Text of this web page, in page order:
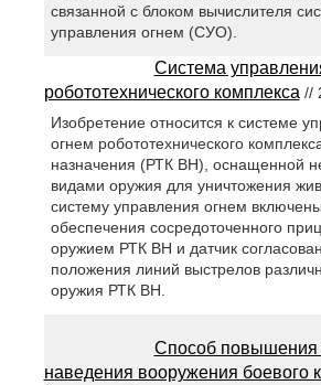
связанной с блоком вычислителя
управления огнем (СУО).
Система
робототехнического комплекса //
Изобретение относится к системе
огнем робототехнического
назначения (РТК ВН), оснащенной
видами оружия для уничтожения
систему управления огнем
обеспечения сосредоточенного
оружием РТК ВН и датчик
положения линий выстрелов
оружия РТК ВН.
Способ повышения
наведения вооружения боевого